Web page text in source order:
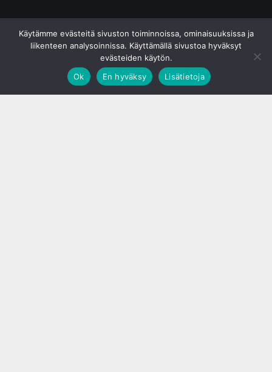
Käytämme evästeitä sivuston toiminnoissa, ominaisuuksissa ja
liikenteen analysoinnissa. Käyttämällä sivustoa hyväksyt
evästeiden käytön.
Ok
En hyväksy Lisätietoja